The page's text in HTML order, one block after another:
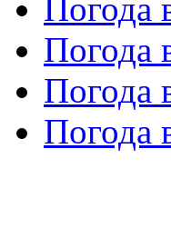
Погода
Погода
Погода
Погода